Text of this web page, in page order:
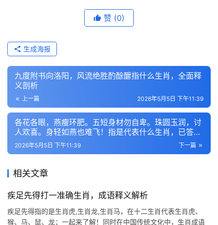
赞 (0)
生成海报
九度附书向洛阳，风流绝胜酌酴醿指什么生肖，全面释
义剖析
上一篇 2026年5月5日 下午11:39
各花各眼，燕瘦环肥。五短身材勿自卑。珠圆玉润，讨
人欢喜。身轻如燕也难飞！指是代表什么生肖，已答释
义精选
下一篇
2026年5月5日 下午11:39
相关文章
疾足先得打一准确生肖，成语释义解析
疾足先得指的是生肖虎,生肖龙,生肖马，在十二生肖代表生肖虎、
猴、马、鼠、龙；一起来了解！同时在中国传统文化中，生肖成语